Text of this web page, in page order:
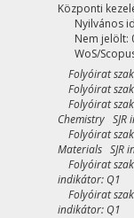
Központi
Nyilvános
Nem jelölt:
WoS/
Folyóirat
Folyóirat
Folyóirat
Chemistry SJR
Folyóirat
Materials SJR
Folyóirat
indikátor: Q1
Folyóirat
indikátor: Q1